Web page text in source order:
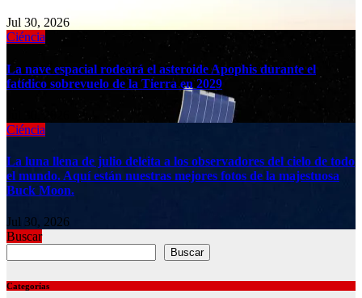
Jul 30, 2026
Ciéncia
La nave espacial rodeará el asteroide Apophis durante el
fatídico sobrevuelo de la Tierra en 2029
Ciéncia
La luna llena de julio deleita a los observadores del cielo de todo
el mundo. Aquí están nuestras mejores fotos de la majestuosa
Buck Moon.
Jul 30, 2026
Buscar
Buscar
Categorías